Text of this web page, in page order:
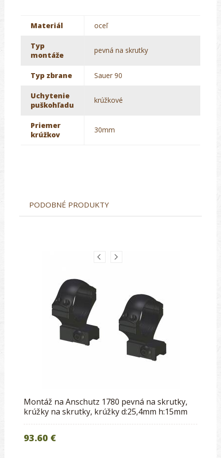
Materiál oceľ
Typ
montáže
pevná na skrutky
Typ zbrane Sauer 90
Uchytenie
puškohľadu
krúžkové
Priemer
krúžkov
30mm
PODOBNÉ PRODUKTY
Montáž na Anschutz 1780 pevná na skrutky,
krúžky na skrutky, krúžky d:25,4mm h:15mm
93.60 €